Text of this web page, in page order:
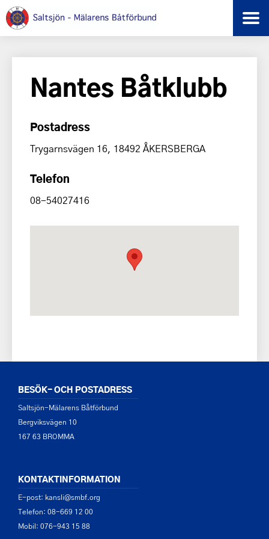
Nantes Båtklubb
Postadress
Trygarnsvägen 16, 18492 ÅKERSBERGA
Telefon
08-54027416
BESÖK- OCH POSTADRESS
Saltsjön-Mälarens Båtförbund
Bergviksvägen 10
167 63 BROMMA
KONTAKTINFORMATION
E-post: kansli@smbf.org
Telefon: 08-669 12 00
Mobil: 076-943 15 88